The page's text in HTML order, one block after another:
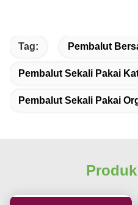
Tag: Pembalut
Pembalut Sekali Pakai
Pembalut Sekali Pakai